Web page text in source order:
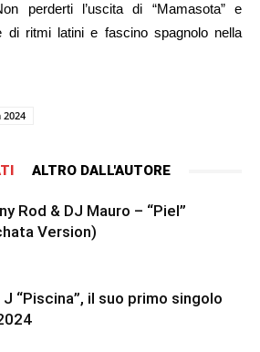
perderti l’uscita di “Mamasota” e
di ritmi latini e fascino spagnolo nella
2024
ALTRO DALL'AUTORE
Rod & DJ Mauro – “Piel”
Version)
J “Piscina”, il suo primo singolo